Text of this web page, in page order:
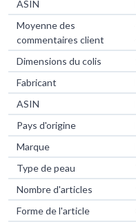
ASIN
Moyenne des
commentaires client
Dimensions du colis
Fabricant
ASIN
Pays d'origine
Marque
Type de peau
Nombre d'articles
Forme de l'article